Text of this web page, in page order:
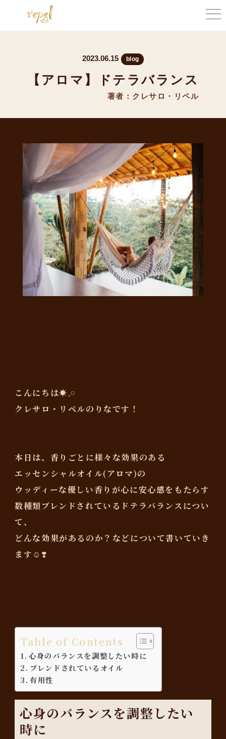
2023.06.15 blog
【アロマ】ドテラバランス
著者：クレサロ・リペル
こんにちは☀️𓈒𓏸
クレサロ・リペルのりなです！
本日は、香りごとに様々な効果のある
エッセンシャルオイル(アロマ)の
ウッディーな優しい香りが心に安心感をもたらす
数種類ブレンドされているドテラバランスについ
て、
どんな効果があるのか？などについて書いていき
ます☺️❣️
Table of Contents
心身のバランスを調整したい時に
ブレンドされているオイル
有用性
心身のバランスを調整したい
時に